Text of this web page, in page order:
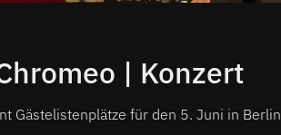
| Konzert
Gästelistenplätze für den 5. Juni in Berlin